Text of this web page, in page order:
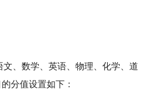
、数学、英语、物理、化学、道
分值设置如下：